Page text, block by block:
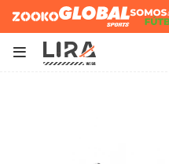
Zooko Global Sports
Somos
Futbol
